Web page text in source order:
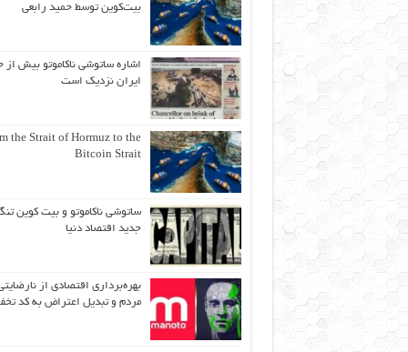
بیت‌کوین توسط حمید رابعی
اشاره ساتوشی ناکاموتو بیش از
ایران نزدیک است
the Strait of Hormuz to the
Bitcoin Strait
ساتوشی ناکاموتو و بیت کوین
جدید اقتصاد دنیا
بهره‌برداری اقتصادی از
مردم و تبدیل اعتراض به کد